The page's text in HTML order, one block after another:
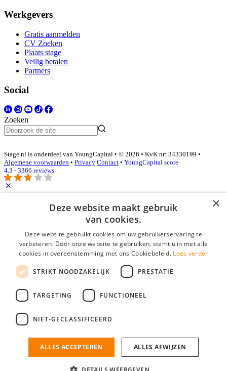
Werkgevers
Gratis aanmelden
CV Zoeken
Plaats stage
Veilig betalen
Partners
Social
Zoeken
Stage.nl is onderdeel van YoungCapital • © 2026 • KvK nr: 34330199 •
Algemene voorwaarden • Privacy Contact • YoungCapital score
4.3 - 3366 reviews
Inloggen als bedrijf
Wachtwoord
login gegevens onthouden
login
Bedrijf aanmelden
nieuwe collega/werknemer zo gevonden!
×
Deze website maakt gebruik
van cookies.
Deze website gebruikt cookies om uw gebruikerservaring te
verbeteren. Door onze website te gebruiken, stemt u in met alle
cookies in overeenstemming met ons Cookiebeleid. Lees verder
STRIKT NOODZAKELIJK PRESTATIE
TARGETING FUNCTIONEEL
NIET-GECLASSIFICEERD
ALLES ACCEPTEREN ALLES AFWIJZEN